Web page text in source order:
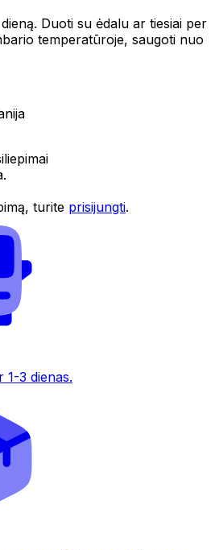
Duoti su ėdalu ar tiesiai per
temperatūroje, saugoti nuo
turite prisijungti.
1-3 dienas.